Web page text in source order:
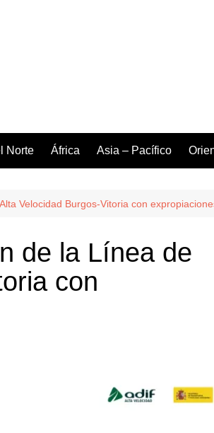
Norte África Asia – Pacífico
Velocidad Burgos-Vitoria con
de la Línea de
con